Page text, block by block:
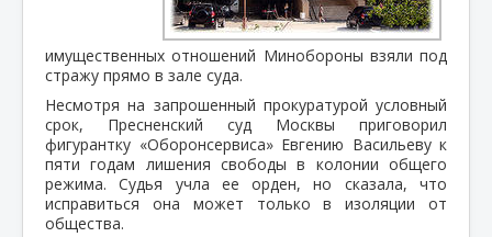
имущественных отношений Минобороны взяли под
стражу прямо в зале суда.
Несмотря на запрошенный прокуратурой условный
срок, Пресненский суд Москвы приговорил
фигурантку «Оборонсервиса» Евгению Васильеву к
пяти годам лишения свободы в колонии общего
режима. Судья учла ее орден, но сказала, что
исправиться она может только в изоляции от
общества.